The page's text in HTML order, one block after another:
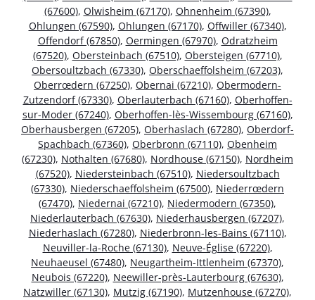
(67600), Olwisheim (67170), Ohnenheim (67390),
Ohlungen (67590), Ohlungen (67170), Offwiller (67340),
Offendorf (67850), Oermingen (67970), Odratzheim
(67520), Obersteinbach (67510), Obersteigen (67710),
Obersoultzbach (67330), Oberschaeffolsheim (67203),
Oberrœdern (67250), Obernai (67210), Obermodern-
Zutzendorf (67330), Oberlauterbach (67160), Oberhoffen-
sur-Moder (67240), Oberhoffen-lès-Wissembourg (67160),
Oberhausbergen (67205), Oberhaslach (67280), Oberdorf-
Spachbach (67360), Oberbronn (67110), Obenheim
(67230), Nothalten (67680), Nordhouse (67150), Nordheim
(67520), Niedersteinbach (67510), Niedersoultzbach
(67330), Niederschaeffolsheim (67500), Niederrœdern
(67470), Niedernai (67210), Niedermodern (67350),
Niederlauterbach (67630), Niederhausbergen (67207),
Niederhaslach (67280), Niederbronn-les-Bains (67110),
Neuviller-la-Roche (67130), Neuve-Église (67220),
Neuhaeusel (67480), Neugartheim-Ittlenheim (67370),
Neubois (67220), Neewiller-près-Lauterbourg (67630),
Natzwiller (67130), Mutzig (67190), Mutzenhouse (67270),